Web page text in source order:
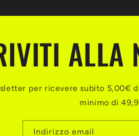
ALLA
per ricevere subito 5,00€
minimo di
Indirizzo email